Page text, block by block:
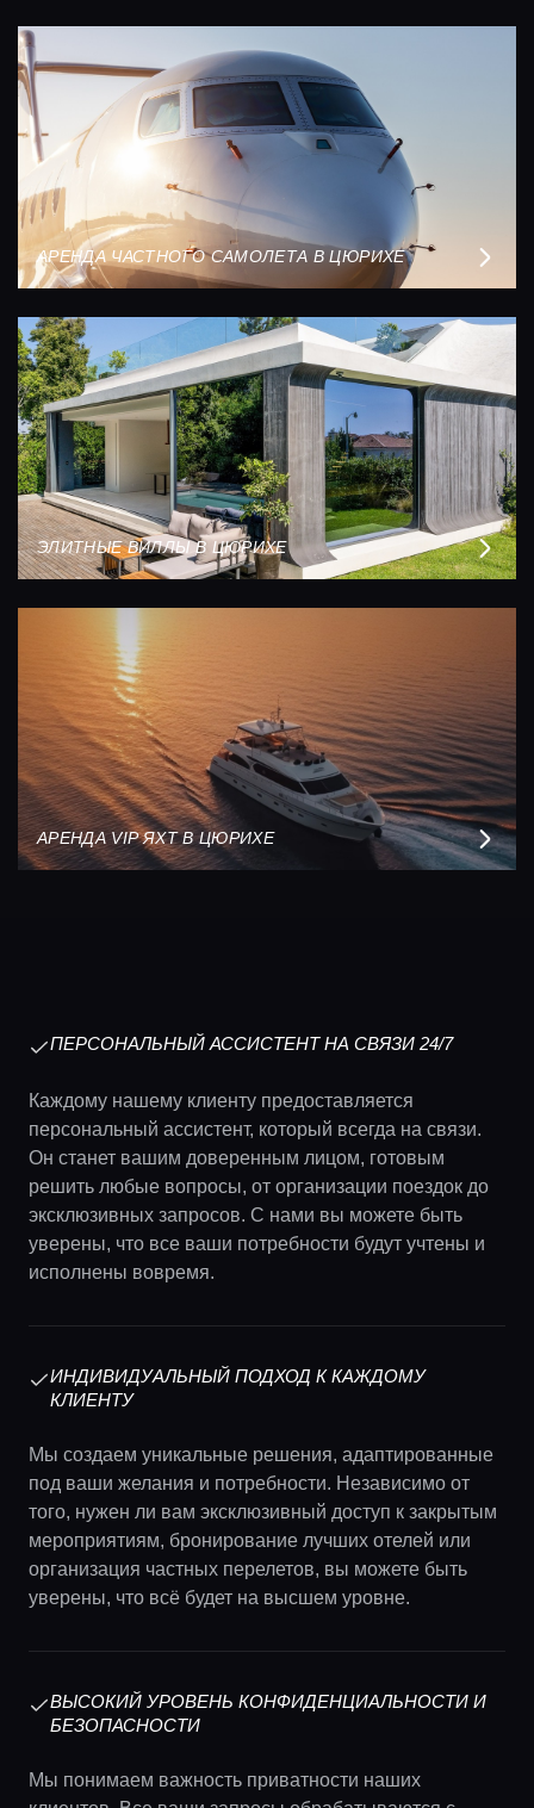
АРЕНДА ЧАСТНОГО САМОЛЕТА В ЦЮРИХЕ
ЭЛИТНЫЕ ВИЛЛЫ В ЦЮРИХЕ
АРЕНДА VIP ЯХТ В ЦЮРИХЕ
ПЕРСОНАЛЬНЫЙ АССИСТЕНТ НА СВЯЗИ 24/7
Каждому нашему клиенту предоставляется
персональный ассистент, который всегда на связи.
Он станет вашим доверенным лицом, готовым
решить любые вопросы, от организации поездок до
эксклюзивных запросов. С нами вы можете быть
уверены, что все ваши потребности будут учтены и
исполнены вовремя.
ИНДИВИДУАЛЬНЫЙ ПОДХОД К КАЖДОМУ
КЛИЕНТУ
Мы создаем уникальные решения, адаптированные
под ваши желания и потребности. Независимо от
того, нужен ли вам эксклюзивный доступ к закрытым
мероприятиям, бронирование лучших отелей или
организация частных перелетов, вы можете быть
уверены, что всё будет на высшем уровне.
ВЫСОКИЙ УРОВЕНЬ КОНФИДЕНЦИАЛЬНОСТИ И
БЕЗОПАСНОСТИ
Мы понимаем важность приватности наших